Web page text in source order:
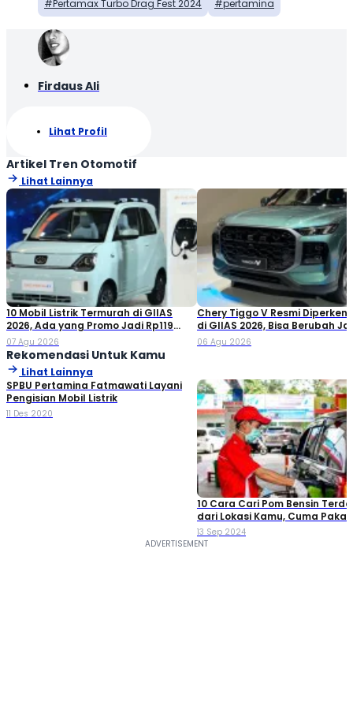
Pertamax Turbo Drag Fest 2024 pertamina
Firdaus Ali
Lihat Profil
Artikel Tren Otomotif
Lihat Lainnya
10 Mobil Listrik Termurah di GIIAS
2026, Ada yang Promo Jadi Rp119
Jutaan!
07 Agu 2026
Chery Tiggo V Resmi
di GIIAS 2026, Bisa Berubah
Double Cabin
06 Agu 2026
Rekomendasi Untuk Kamu
Lihat Lainnya
SPBU Pertamina Fatmawati Layani
Pengisian Mobil Listrik
11 Des 2020
10 Cara Cari Pom Bensin
dari Lokasi Kamu, Cuma Pakai
13 Sep 2024